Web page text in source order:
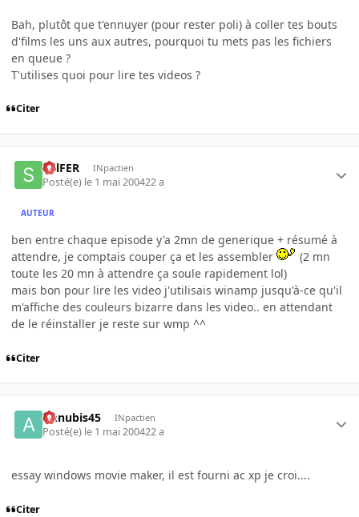
Bah, plutôt que t'ennuyer (pour rester poli) à coller tes bouts
d'films les uns aux autres, pourquoi tu mets pas les fichiers
en queue ?
T'utilises quoi pour lire tes videos ?
Citer
SulFER INpactien
Posté(e) le 1 mai 200422 a
AUTEUR
ben entre chaque episode y'a 2mn de generique + résumé à
attendre, je comptais couper ça et les assembler
(2 mn
toute les 20 mn à attendre ça soule rapidement lol)
mais bon pour lire les video j'utilisais winamp jusqu'à-ce qu'il
m'affiche des couleurs bizarre dans les video.. en attendant
de le réinstaller je reste sur wmp ^^
Citer
Annubis45 INpactien
Posté(e) le 1 mai 200422 a
essay windows movie maker, il est fourni ac xp je croi....
Citer